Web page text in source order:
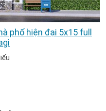
phố hiện đại 5x15 full